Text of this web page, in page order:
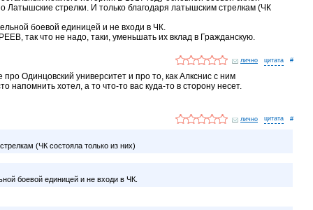
Латышские стрелки. И только благодаря латышским стрелкам (ЧК
боевой единицей и не входи в ЧК.
так что не надо, таки, уменьшать их вклад в Гражданскую.
лично #
про Одинцовский университет и про то, как Алкснис с ним
напомнить хотел, а то что-то вас куда-то в сторону несет.
лично #
(ЧК состояла только из них)
боевой единицей и не входи в ЧК.